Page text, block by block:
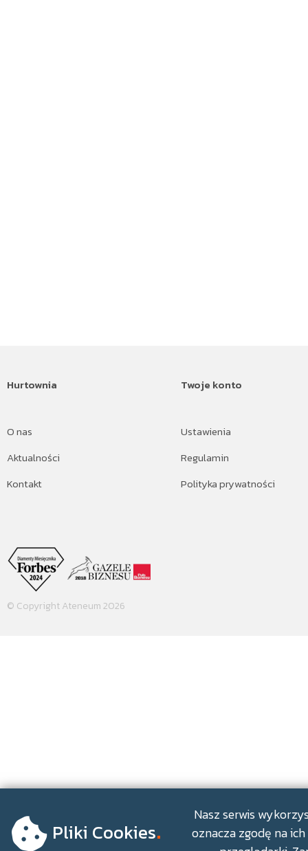
Hurtownia
O nas
Aktualności
Kontakt
Twoje konto
Ustawienia
Regulamin
Polityka prywatności
© Copyright Ateneum 2026
Pliki Cookies.
Nasz serwis
oznacza zgodę na